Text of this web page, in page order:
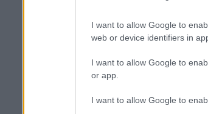
I want to allow Google to
web or device identifiers in
I want to allow Google to
or app.
I want to allow Google to